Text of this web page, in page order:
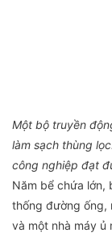
Một bộ truyền
làm sạch thùng
công nghiệp đạt
Năm bể chứa lớn,
thống đường ống,
và một nhà máy ủ